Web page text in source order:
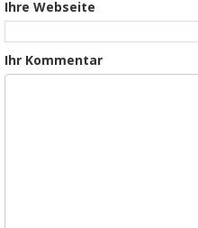
Ihre Webseite
Ihr Kommentar